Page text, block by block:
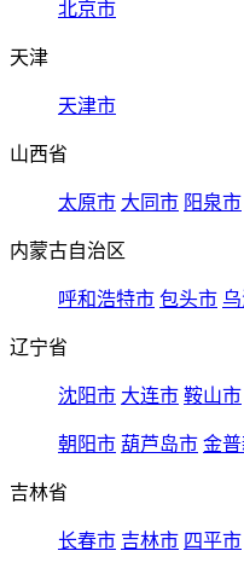
北京市
天津
天津市
山西省
太原市 大同市 阳泉市
内蒙古自治区
呼和浩特市 包头市
辽宁省
沈阳市 大连市 鞍山市
朝阳市 葫芦岛市 金
吉林省
长春市 吉林市 四平市